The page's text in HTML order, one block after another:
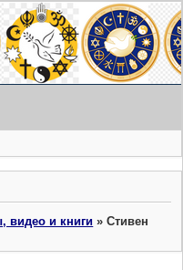
видео и книги »Стивен